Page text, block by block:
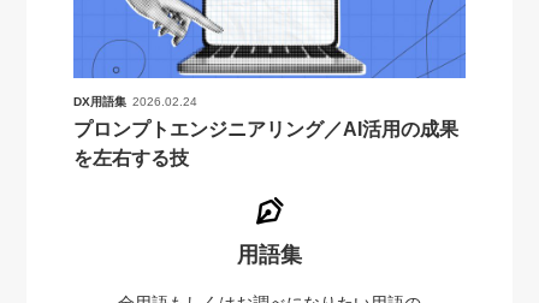
DX用語集 2026.02.24
プロンプトエンジニアリング／AI活用の成果
を左右する技
用語集